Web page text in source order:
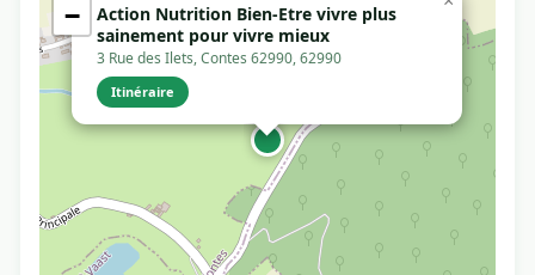
Action Nutrition Bien-Etre vivre plus
sainement pour vivre mieux
3 Rue des Ilets, Contes 62990, 62990
Itinéraire
−